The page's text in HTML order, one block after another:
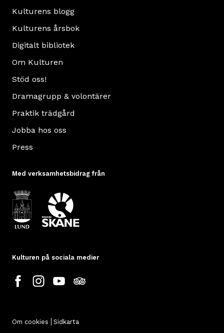
Kulturens blogg
Kulturens årsbok
Digitalt bibliotek
Om Kulturen
Stöd oss!
Dramagrupp & volontärer
Praktik trädgård
Jobba hos oss
Press
Med verksamhetsbidrag från
Kulturen på sociala medier
Om cookies Sidkarta